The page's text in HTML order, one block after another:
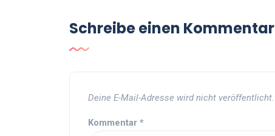
Schreibe einen Kommentar
Deine E-Mail-Adresse wird nicht veröffentlicht.
Kommentar *